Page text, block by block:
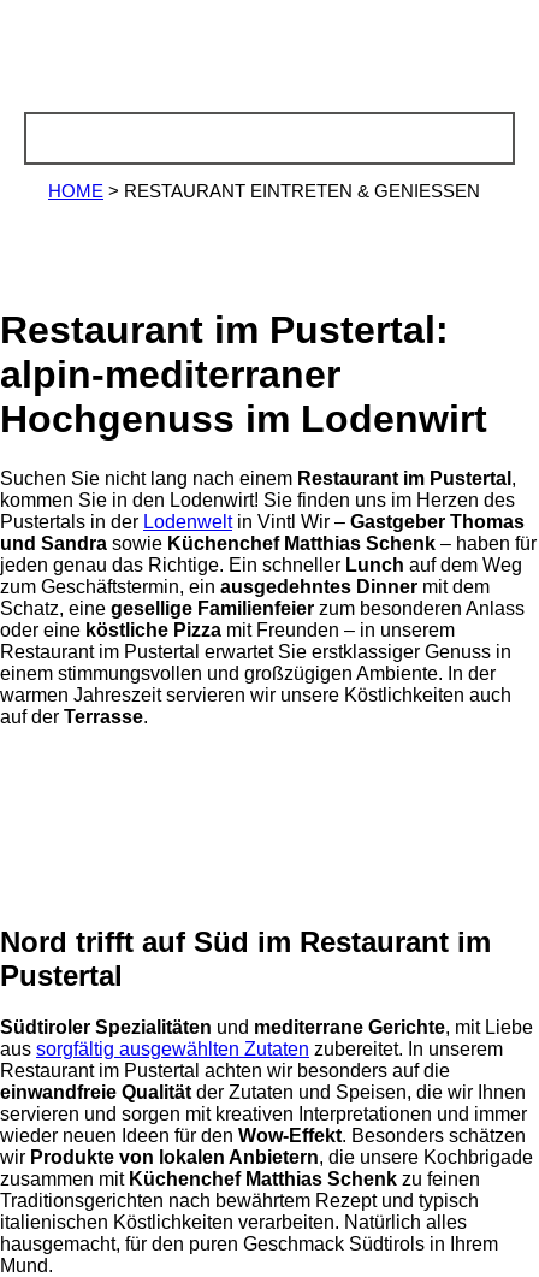
HOME > RESTAURANT EINTRETEN & GENIESSEN
Restaurant im Pustertal:
alpin-mediterraner
Hochgenuss im Lodenwirt
Suchen Sie nicht lang nach einem Restaurant im Pustertal ,
kommen Sie in den Lodenwirt! Sie finden uns im Herzen des
Pustertals in der Lodenweltin Vintl Wir – Gastgeber Thomas
und Sandra sowie Küchenchef Matthias Schenk – haben für
jeden genau das Richtige. Ein schneller Lunch auf dem Weg
zum Geschäftstermin, ein ausgedehntes Dinner mit dem
Schatz, eine gesellige Familienfeier zum besonderen Anlass
oder eine köstliche Pizza mit Freunden – in unserem
Restaurant im Pustertal erwartet Sie erstklassiger Genuss in
einem stimmungsvollen und großzügigen Ambiente. In der
warmen Jahreszeit servieren wir unsere Köstlichkeiten auch
auf der Terrasse.
Nord trifft auf Süd im Restaurant im
Pustertal
Südtiroler Spezialitäten und mediterrane Gerichte, mit Liebe
aus sorgfältig ausgewählten Zutaten zubereitet. In unserem
Restaurant im Pustertal achten wir besonders auf die
einwandfreie Qualität der Zutaten und Speisen, die wir Ihnen
servieren und sorgen mit kreativen Interpretationen und immer
wieder neuen Ideen für den Wow-Effekt. Besonders schätzen
wir Produkte von lokalen Anbietern, die unsere Kochbrigade
zusammen mit Küchenchef Matthias Schenk zu feinen
Traditionsgerichten nach bewährtem Rezept und typisch
italienischen Köstlichkeiten verarbeiten. Natürlich alles
hausgemacht, für den puren Geschmack Südtirols in Ihrem
Mund.